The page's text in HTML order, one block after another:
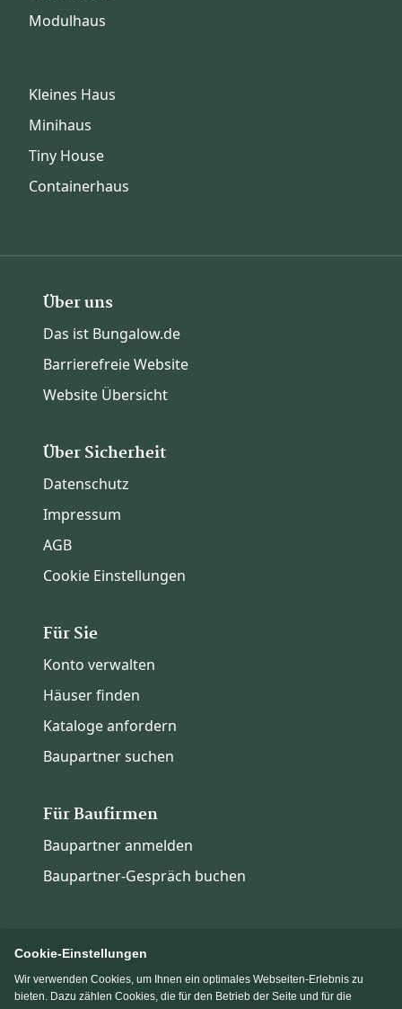
Modulhaus
Kleines Haus
Minihaus
Tiny House
Containerhaus
Über uns
Das ist Bungalow.de
Barrierefreie Website
Website Übersicht
Über Sicherheit
Datenschutz
Impressum
AGB
Cookie Einstellungen
Für Sie
Konto verwalten
Häuser finden
Kataloge anfordern
Baupartner suchen
Für Baufirmen
Baupartner anmelden
Baupartner-Gespräch buchen
Immowelt.de Bauen.de
Cookie-Einstellungen
Wir verwenden Cookies, um Ihnen ein optimales Webseiten-Erlebnis zu
bieten. Dazu zählen Cookies, die für den Betrieb der Seite und für die